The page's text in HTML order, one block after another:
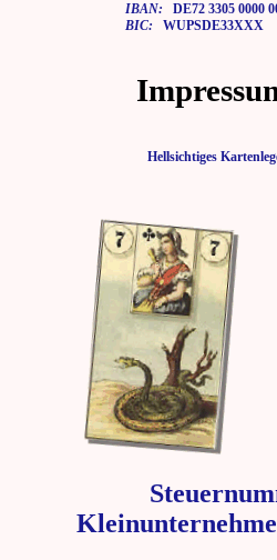
IBAN: DE72 3305 0000
BIC: WUPSDE33XXX
Hellsichtiges